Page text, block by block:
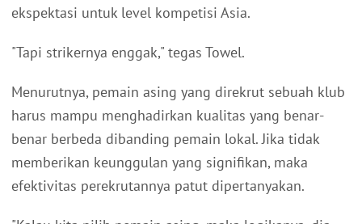
ekspektasi untuk level kompetisi Asia.
"Tapi strikernya enggak," tegas Towel.
Menurutnya, pemain asing yang direkrut sebuah klub
harus mampu menghadirkan kualitas yang benar-
benar berbeda dibanding pemain lokal. Jika tidak
memberikan keunggulan yang signifikan, maka
efektivitas perekrutannya patut dipertanyakan.